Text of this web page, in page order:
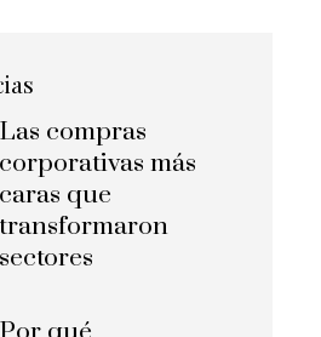
Las compras
corporativas más
caras que
transformaron
sectores